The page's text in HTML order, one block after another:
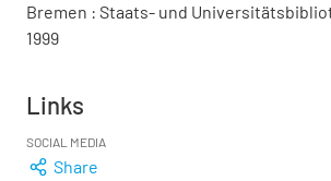
Bremen : Staats- und
1999
Links
SOCIAL MEDIA
Share